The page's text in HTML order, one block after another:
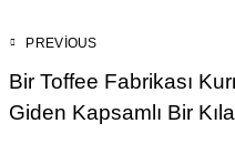
PREVIOUS
Bir Toffee Fabrikası
Giden Kapsamlı Bir